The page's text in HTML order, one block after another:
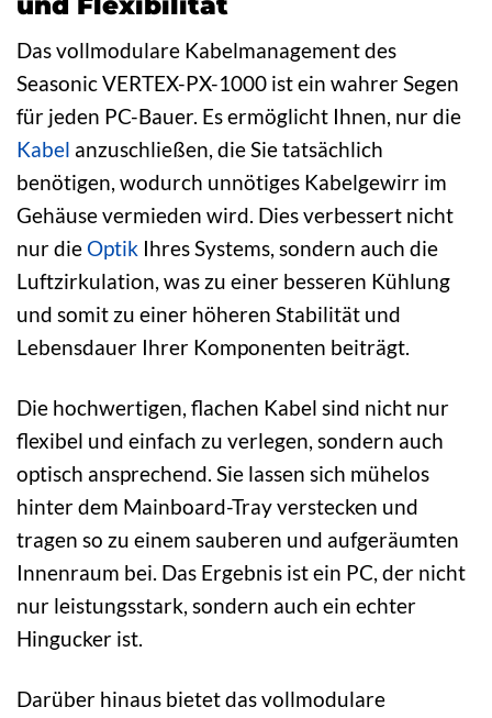
Das vollmodulare Kabelmanagement des
Seasonic VERTEX-PX-1000 ist ein wahrer Segen
für jeden PC-Bauer. Es ermöglicht Ihnen, nur die
Kabel anzuschließen, die Sie tatsächlich
benötigen, wodurch unnötiges Kabelgewirr im
Gehäuse vermieden wird. Dies verbessert nicht
nur die Optik Ihres Systems, sondern auch die
Luftzirkulation, was zu einer besseren Kühlung
und somit zu einer höheren Stabilität und
Lebensdauer Ihrer Komponenten beiträgt.
Die hochwertigen, flachen Kabel sind nicht nur
flexibel und einfach zu verlegen, sondern auch
optisch ansprechend. Sie lassen sich mühelos
hinter dem Mainboard-Tray verstecken und
tragen so zu einem sauberen und aufgeräumten
Innenraum bei. Das Ergebnis ist ein PC, der nicht
nur leistungsstark, sondern auch ein echter
Hingucker ist.
Darüber hinaus bietet das vollmodulare